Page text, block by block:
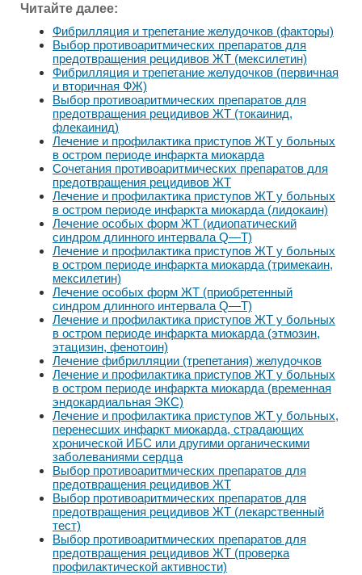
Читайте далее:
Фибрилляция и трепетание желудочков (факторы)
Выбор противоаритмических препаратов для
предотвращения рецидивов ЖТ (мексилетин)
Фибрилляция и трепетание желудочков (первичная
и вторичная ФЖ)
Выбор противоаритмических препаратов для
предотвращения рецидивов ЖТ (токаинид,
флекаинид)
Лечение и профилактика приступов ЖТ у больных
в остром периоде инфаркта миокарда
Сочетания противоаритмических препаратов для
предотвращения рецидивов ЖТ
Лечение и профилактика приступов ЖТ у больных
в остром периоде инфаркта миокарда (лидокаин)
Лечение особых форм ЖТ (идиопатический
синдром длинного интервала Q—Т)
Лечение и профилактика приступов ЖТ у больных
в остром периоде инфаркта миокарда (тримекаин,
мексилетин)
Лечение особых форм ЖТ (приобретенный
синдром длинного интервала Q—Т)
Лечение и профилактика приступов ЖТ у больных
в остром периоде инфаркта миокарда (этмозин,
этацизин, фенотоин)
Лечение фибрилляции (трепетания) желудочков
Лечение и профилактика приступов ЖТ у больных
в остром периоде инфаркта миокарда (временная
эндокардиальная ЭКС)
Лечение и профилактика приступов ЖТ у больных,
перенесших инфаркт миокарда, страдающих
хронической ИБС или другими органическими
заболеваниями сердца
Выбор противоаритмических препаратов для
предотвращения рецидивов ЖТ
Выбор противоаритмических препаратов для
предотвращения рецидивов ЖТ (лекарственный
тест)
Выбор противоаритмических препаратов для
предотвращения рецидивов ЖТ (проверка
профилактической активности)